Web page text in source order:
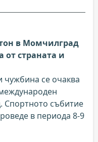
в Момчилград
от страната и
чужбина се очаква
Спортното събитие
в периода 8-9